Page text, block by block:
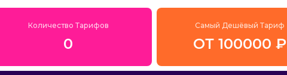
Количество Тарифов
0
Самый Дешёвый Тариф
ОТ 100000 ₽